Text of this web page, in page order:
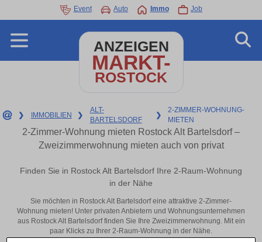
Event Auto Immo Job
ANZEIGEN
MARKT-
ROSTOCK
❯ IMMOBILIEN ❯
ALT-
BARTELSDORF
❯
2-ZIMMER-WOHNUNG-
MIETEN
2-Zimmer-Wohnung mieten Rostock Alt Bartelsdorf –
Zweizimmerwohnung mieten auch von privat
Finden Sie in Rostock Alt Bartelsdorf Ihre 2-Raum-Wohnung
in der Nähe
Sie möchten in Rostock Alt Bartelsdorf eine attraktive 2-Zimmer-
Wohnung mieten! Unter privaten Anbietern und Wohnungsunternehmen
aus Rostock Alt Bartelsdorf finden Sie Ihre Zweizimmerwohnung. Mit ein
paar Klicks zu Ihrer 2-Raum-Wohnung in der Nähe.